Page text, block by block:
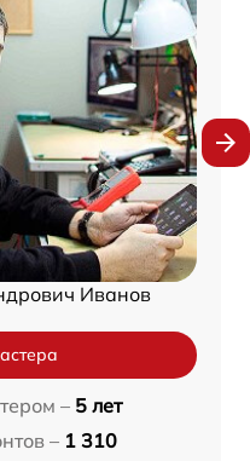
Иванов
– 5 лет
– 1 310